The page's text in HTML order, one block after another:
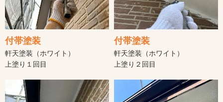
付帯塗装
軒天塗装（ホワイト）
上塗り１回目
付帯塗装
軒天塗装（ホワイト）
上塗り２回目